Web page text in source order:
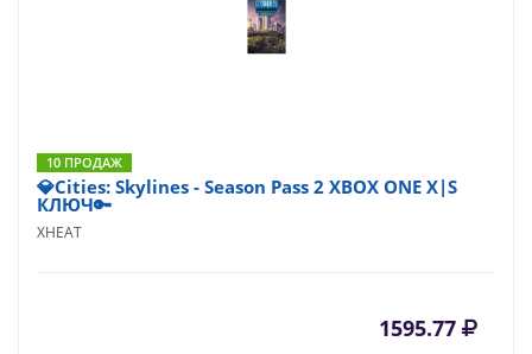
10 ПРОДАЖ
💎Cities: Skylines - Season Pass 2 XBOX ONE X|S
КЛЮЧ🔑
XHEAT
1595.77